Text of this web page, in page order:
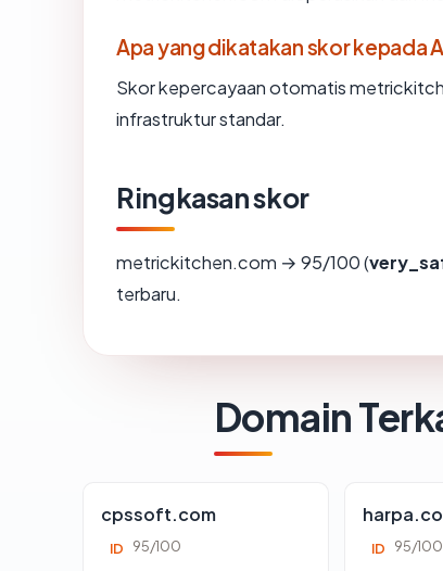
Apa yang dikatakan skor kepada
Skor kepercayaan otomatis
infrastruktur standar.
Ringkasan skor
metrickitchen.com → 95/100 (
terbaru.
Domain
cpssoft.com
ID 95/100 ID 95/100